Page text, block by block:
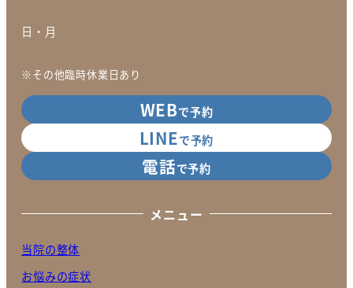
日・月
※その他臨時休業日あり
WEBで予約
LINEで予約
電話で予約
メニュー
当院の整体
お悩みの症状